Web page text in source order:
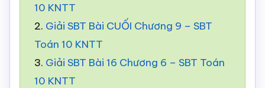
10 KNTT
2. Giải SBT Bài CUỐI Chương 9 – SBT
Toán 10 KNTT
3. Giải SBT Bài 16 Chương 6 – SBT Toán
10 KNTT